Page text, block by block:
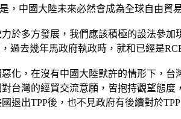
，中國大陸未來必然會成為全球自由貿
於多方發展，我們應該積極的設法參加
去幾年馬政府執政時，就和已經是
化，在沒有中國大陸默許的情形下，台
台灣的經貿交流意願，皆抱持觀望態
退出TPP後，也不見政府有後續對於